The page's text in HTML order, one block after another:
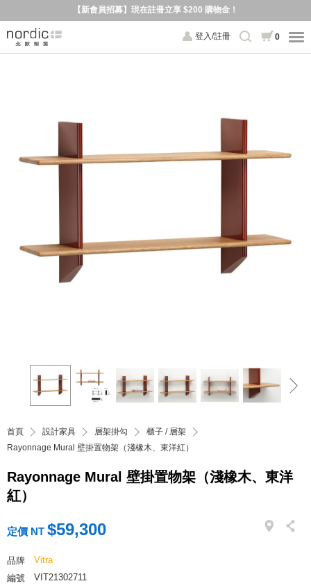
【新會員招募】現在註冊立享 $200 購物金！
登入/註冊 0
首頁 設計家具 層架掛勾
櫃子 / 層架
Rayonnage Mural 壁掛置物架（淺橡木、東洋紅）
Rayonnage Mural 壁掛置物架（淺橡木、東洋
紅）
定價 NT $59,300
品牌
Vitra
編號
VIT21302711